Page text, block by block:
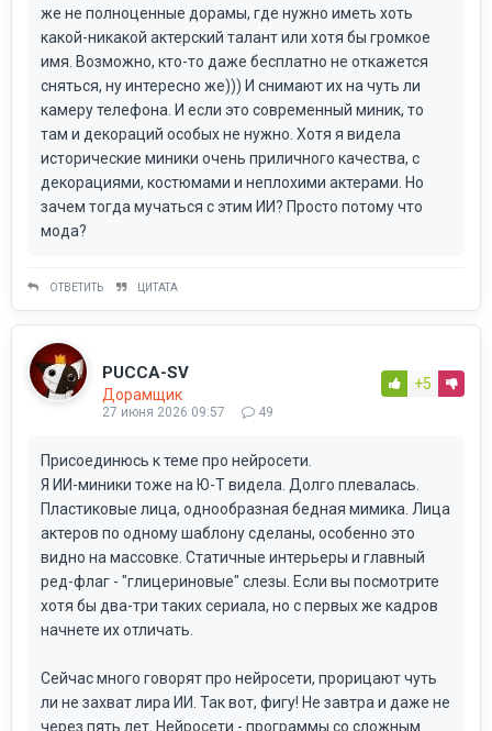
же не полноценные дорамы, где нужно иметь хоть
какой-никакой актерский талант или хотя бы громкое
имя. Возможно, кто-то даже бесплатно не откажется
сняться, ну интересно же))) И снимают их на чуть ли
камеру телефона. И если это современный миник, то
там и декораций особых не нужно. Хотя я видела
исторические миники очень приличного качества, с
декорациями, костюмами и неплохими актерами. Но
зачем тогда мучаться с этим ИИ? Просто потому что
мода?
ОТВЕТИТЬ ЦИТАТА
PUCCA-SV
Дорамщик
27 июня 2026 09:57 49
+5
Присоединюсь к теме про нейросети.
Я ИИ-миники тоже на Ю-Т видела. Долго плевалась.
Пластиковые лица, однообразная бедная мимика. Лица
актеров по одному шаблону сделаны, особенно это
видно на массовке. Статичные интерьеры и главный
ред-флаг - "глицериновые" слезы. Если вы посмотрите
хотя бы два-три таких сериала, но с первых же кадров
начнете их отличать.
Сейчас много говорят про нейросети, прорицают чуть
ли не захват лира ИИ. Так вот, фигу! Не завтра и даже не
через пять лет. Нейросети - программы со сложным